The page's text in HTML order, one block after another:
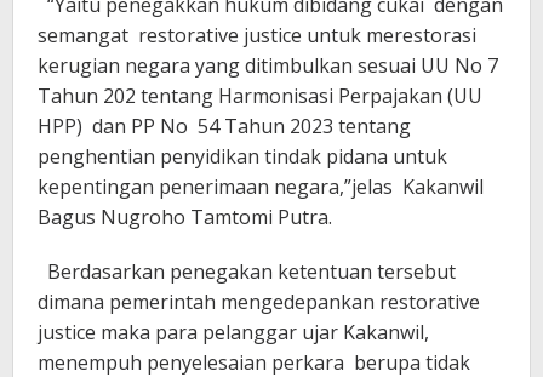
semangat restorative justice untuk merestorasi
kerugian negara yang ditimbulkan sesuai UU No 7
Tahun 202 tentang Harmonisasi Perpajakan (UU
HPP) dan PP No 54 Tahun 2023 tentang
penghentian penyidikan tindak pidana untuk
kepentingan penerimaan negara,”jelas Kakanwil
Bagus Nugroho Tamtomi Putra.
Berdasarkan penegakan ketentuan tersebut
dimana pemerintah mengedepankan restorative
justice maka para pelanggar ujar Kakanwil,
menempuh penyelesaian perkara berupa tidak